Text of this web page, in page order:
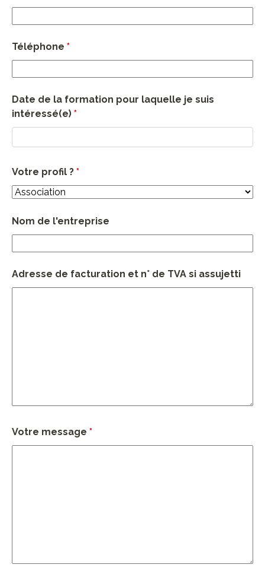
Téléphone *
Date de la formation pour laquelle je suis
intéressé(e) *
Votre profil ? *
Nom de l'entreprise
Adresse de facturation et n° de TVA si assujetti
Votre message *